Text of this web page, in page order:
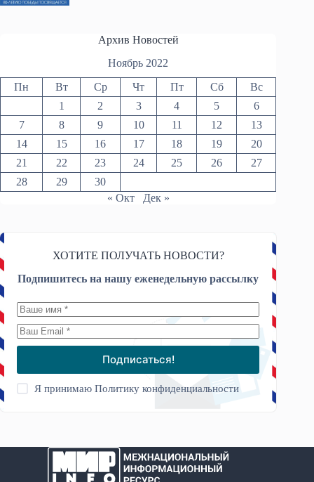
Архив Новостей
Ноябрь 2022
Пн Вт Ср Чт Пт Сб
Вс
1
2 3 4 5
6
7
8 9 10 11 12
13
14
15 16 17 18 19
20
21
22 23 24 25 26
27
28
29
30
« Окт
Дек »
ХОТИТЕ ПОЛУЧАТЬ НОВОСТИ?
Подпишитесь на нашу еженедельную рассылку
Подписаться!
Я принимаюПолитику конфиденциальности